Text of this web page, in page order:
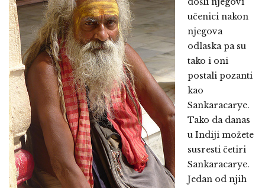
učenici nakon
njegova
odlaska pa su
tako i oni
postali pozanti
kao
Sankaracarye.
Tako da danas
u Indiji možete
susresti četiri
Sankaracarye.
Jedan od njih